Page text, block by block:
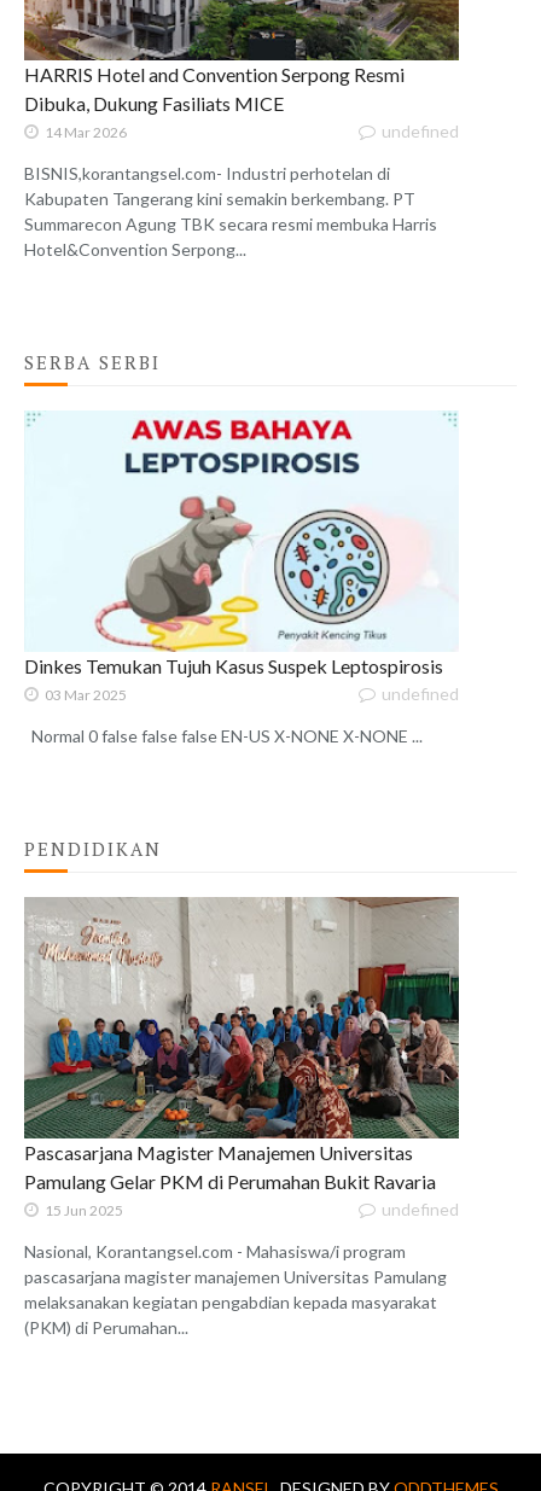
HARRIS Hotel and Convention Serpong Resmi
Dibuka, Dukung Fasiliats MICE
14 Mar 2026 undefined
BISNIS,korantangsel.com- Industri perhotelan di
Kabupaten Tangerang kini semakin berkembang. PT
Summarecon Agung TBK secara resmi membuka Harris
Hotel&Convention Serpong...
SERBA SERBI
Dinkes Temukan Tujuh Kasus Suspek Leptospirosis
03 Mar 2025 undefined
Normal 0 false false false EN-US X-NONE X-NONE ...
PENDIDIKAN
Pascasarjana Magister Manajemen Universitas
Pamulang Gelar PKM di Perumahan Bukit Ravaria
15 Jun 2025 undefined
Nasional, Korantangsel.com - Mahasiswa/i program
pascasarjana magister manajemen Universitas Pamulang
melaksanakan kegiatan pengabdian kepada masyarakat
(PKM) di Perumahan...